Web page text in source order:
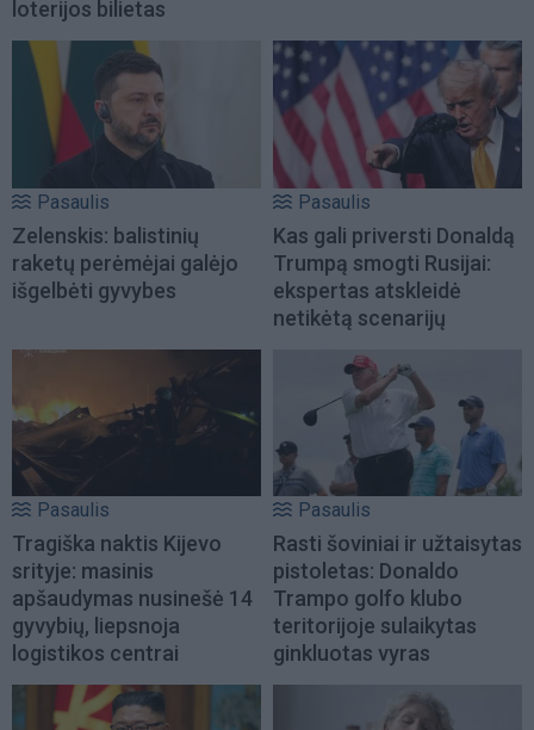
loterijos bilietas
Pasaulis
Zelenskis: balistinių
raketų perėmėjai galėjo
išgelbėti gyvybes
Pasaulis
Kas gali priversti Donaldą
Trumpą smogti Rusijai:
ekspertas atskleidė
netikėtą scenarijų
Pasaulis
Tragiška naktis Kijevo
srityje: masinis
apšaudymas nusinešė 14
gyvybių, liepsnoja
logistikos centrai
Pasaulis
Rasti šoviniai ir užtaisytas
pistoletas: Donaldo
Trampo golfo klubo
teritorijoje sulaikytas
ginkluotas vyras